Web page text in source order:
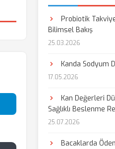
Paylaş
Probiotik
Bilimsel Bakış
25.03.2026
Kanda Sodyum
17.05.2026
Kan Değerleri
Sağlıklı Beslenme
25.07.2026
Bacaklarda